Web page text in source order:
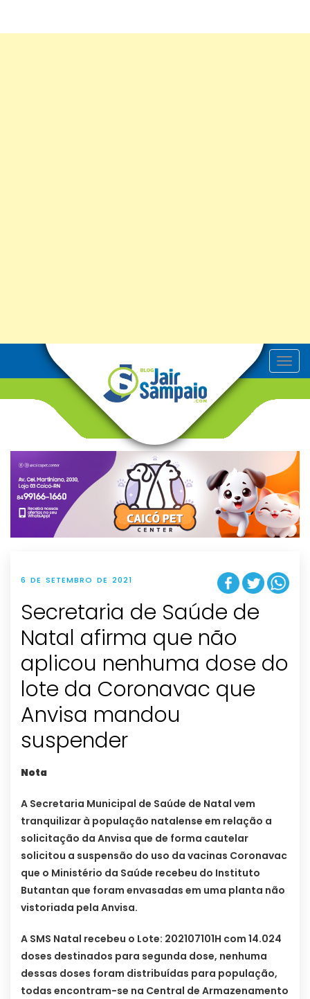
T
o
v
g
t
i
o
n
6 DE SETEMBRO DE 2021
Secretaria de Saúde de
Natal afirma que não
aplicou nenhuma dose do
lote da Coronavac que
Anvisa mandou
suspender
Nota
A Secretaria Municipal de Saúde de Natal vem
tranquilizar à população natalense em relação a
solicitação da Anvisa que de forma cautelar
solicitou a suspensão do uso da vacinas Coronavac
que o Ministério da Saúde recebeu do Instituto
Butantan que foram envasadas em uma planta não
vistoriada pela Anvisa.
A SMS Natal recebeu o Lote: 202107101H com 14.024
doses destinados para segunda dose, nenhuma
dessas doses foram distribuídas para população,
todas encontram-se na Central de Armazenamento